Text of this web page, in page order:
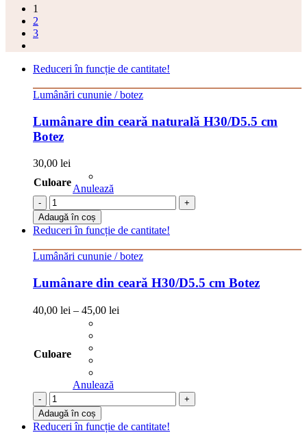
1
2
3
Reduceri în funcție de cantitate!
Lumânări cununie / botez
Lumânare din ceară naturală H30/D5.5 cm
Botez
30,00 lei
Culoare
Anulează
-
+
Adaugă în coș
Reduceri în funcție de cantitate!
Lumânări cununie / botez
Lumânare din ceară H30/D5.5 cm Botez
40,00 lei – 45,00 lei
Culoare
Anulează
-
+
Adaugă în coș
Reduceri în funcție de cantitate!